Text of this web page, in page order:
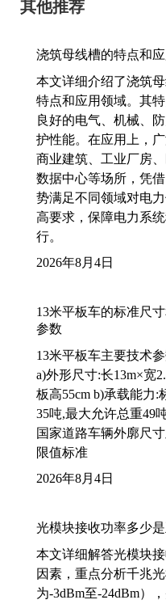
其他推荐
浇筑母线槽的特点和
本文详细介绍了浇筑
特点和应用领域。其
良好的电气、机械、
护性能。在应用上，
商业建筑、工业厂房
数据中心等场所，凭
势满足不同领域对电
高要求，保障电力系
行。
2026年8月4日
13米平板车的标准尺
参数
13米平板车主要技术
a)外形尺寸:长13m×宽
板高55cm b)承载能力:
35吨,最大允许总重49
国家道路车辆外廓尺
限值标准
2026年8月4日
光模块接收功率多少
本文详细解答光模块
因素，重点分析千兆
为-3dBm至-24dBm）